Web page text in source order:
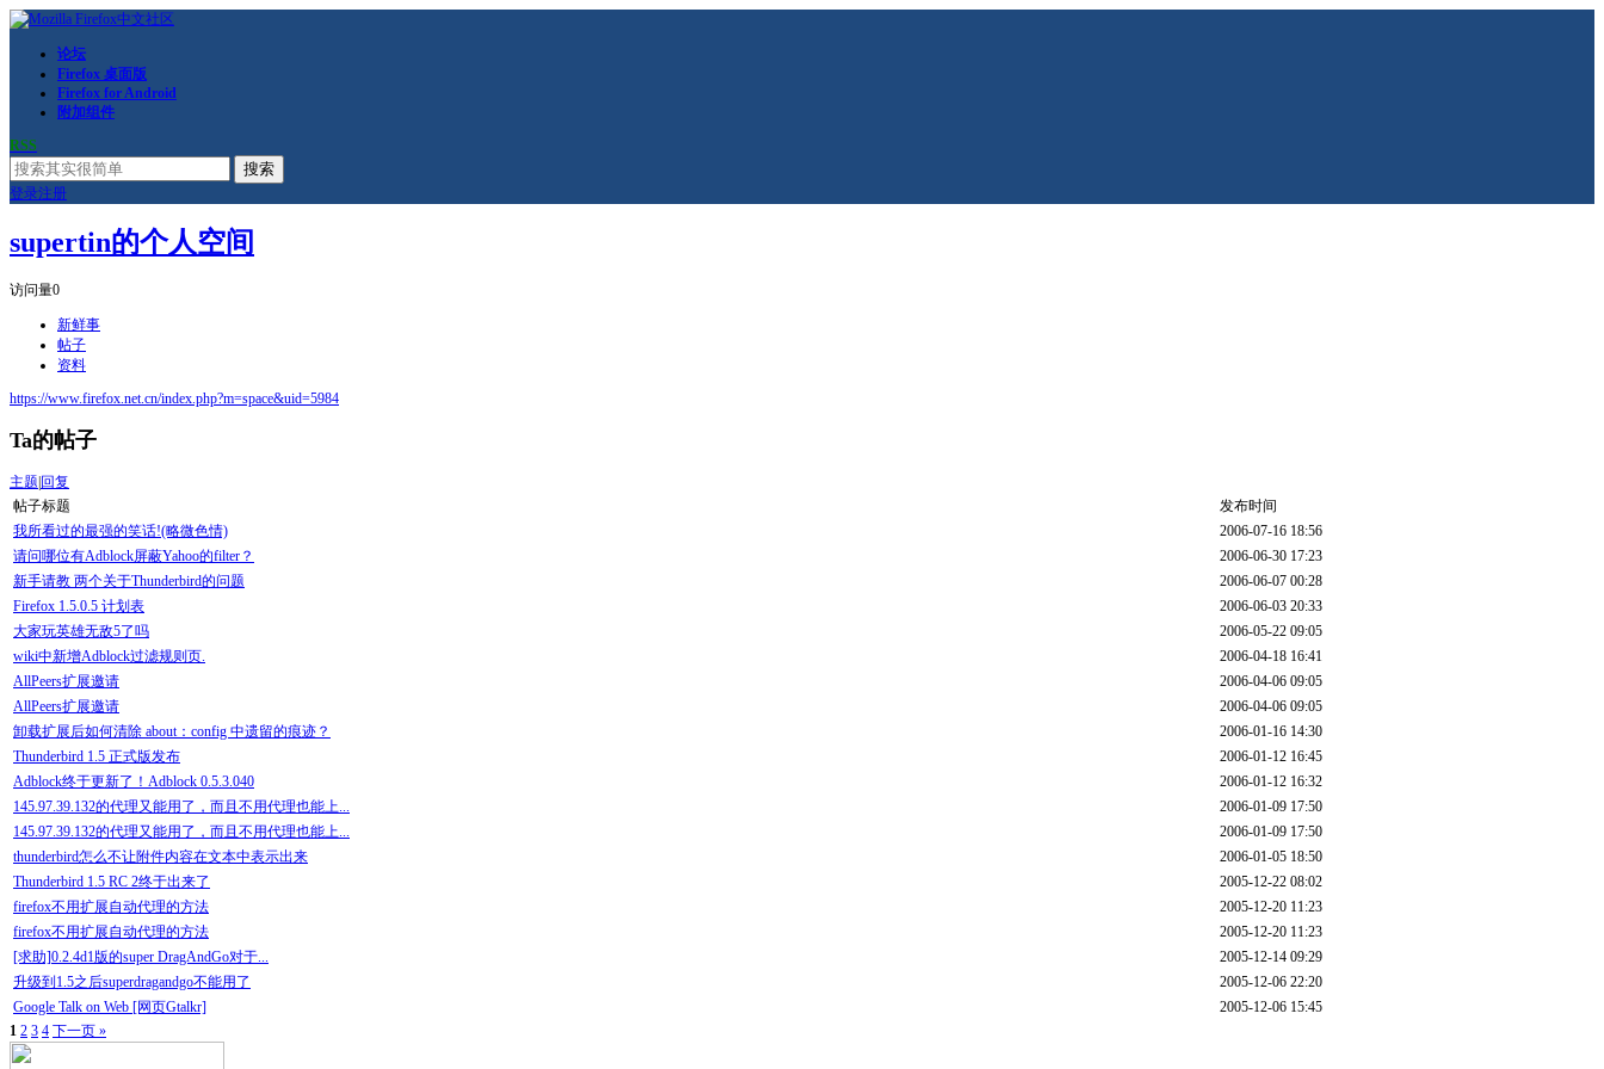
论坛
Firefox 桌面版
Firefox for Android
附加组件
RSS
搜索
登录注册
supertin的个人空间
访问量0
新鲜事
帖子
资料
https://www.firefox.net.cn/index.php?m=space&uid=5984
Ta的帖子
主题 回复
帖子标题
发布时间
我所看过的最强的笑话!(略微色情)
2006-07-16 18:56
请问哪位有Adblock屏蔽Yahoo的filter？
2006-06-30 17:23
新手请教 两个关于Thunderbird的问题
2006-06-07 00:28
Firefox 1.5.0.5 计划表
2006-06-03 20:33
大家玩英雄无敌5了吗
2006-05-22 09:05
wiki中新增Adblock过滤规则页.
2006-04-18 16:41
AllPeers扩展邀请
2006-04-06 09:05
AllPeers扩展邀请
2006-04-06 09:05
卸载扩展后如何清除 about：config 中遗留的痕迹？
2006-01-16 14:30
Thunderbird 1.5 正式版发布
2006-01-12 16:45
Adblock终于更新了！Adblock 0.5.3.040
2006-01-12 16:32
145.97.39.132的代理又能用了，而且不用代理也能上...
2006-01-09 17:50
145.97.39.132的代理又能用了，而且不用代理也能上...
2006-01-09 17:50
thunderbird怎么不让附件内容在文本中表示出来
2006-01-05 18:50
Thunderbird 1.5 RC 2终于出来了
2005-12-22 08:02
firefox不用扩展自动代理的方法
2005-12-20 11:23
firefox不用扩展自动代理的方法
2005-12-20 11:23
[求助]0.2.4d1版的super DragAndGo对于...
2005-12-14 09:29
升级到1.5之后superdragandgo不能用了
2005-12-06 22:20
Google Talk on Web [网页Gtalkr]
2005-12-06 15:45
1 2 3 4 下一页 »